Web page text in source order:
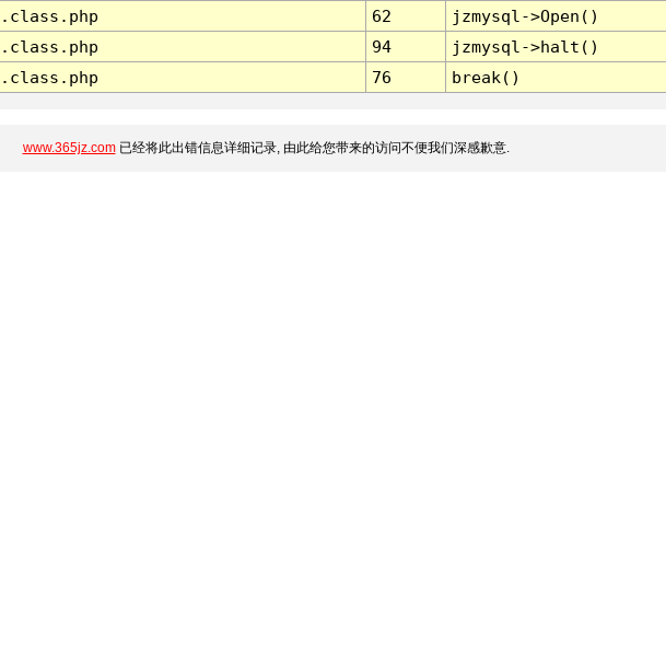
62
jzmysql->Open()
94
jzmysql->halt()
76 break()
www.365jz.com已经将此出错信息详细记录, 由此给您带来的访问不便我们深感歉意.